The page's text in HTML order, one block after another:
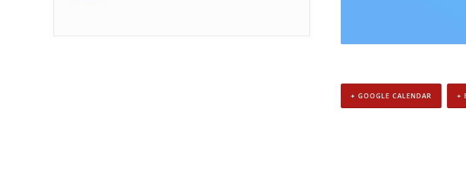
+ GOOGLE CALENDAR +